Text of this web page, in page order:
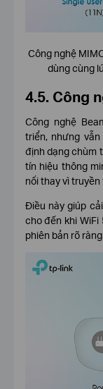
Công nghệ
dùng cùng
4.5. Công
Công nghệ
triển, nhưng
định dạng chùm
tín hiệu thông
nối thay vì
Điều này giúp
cho đến khi
phiên bản rõ